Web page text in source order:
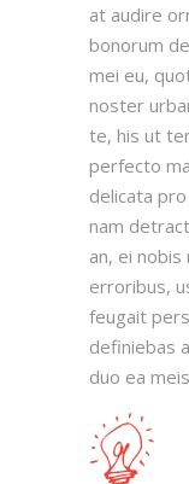
at audire
bonorum
mei eu,
noster
te, his ut
perfecto
delicata
nam
an, ei nobis
erroribus,
feugait
definiebas
duo ea